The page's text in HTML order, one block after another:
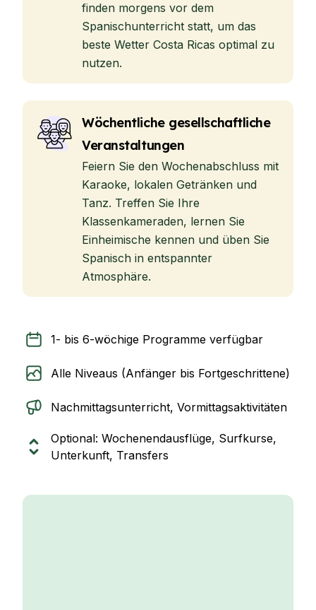
finden morgens vor dem
Spanischunterricht statt, um das
beste Wetter Costa Ricas optimal zu
nutzen.
Wöchentliche gesellschaftliche
Veranstaltungen
Feiern Sie den Wochenabschluss mit
Karaoke, lokalen Getränken und
Tanz. Treffen Sie Ihre
Klassenkameraden, lernen Sie
Einheimische kennen und üben Sie
Spanisch in entspannter
Atmosphäre.
1- bis 6-wöchige Programme verfügbar
Alle Niveaus (Anfänger bis Fortgeschrittene)
Nachmittagsunterricht, Vormittagsaktivitäten
Optional: Wochenendausflüge, Surfkurse,
Unterkunft, Transfers